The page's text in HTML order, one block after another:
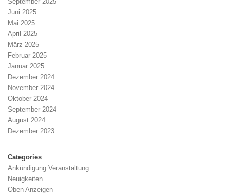
Juni 2025
Mai 2025
April 2025
März 2025
Februar 2025
Januar 2025
Dezember 2024
November 2024
Oktober 2024
September 2024
August 2024
Dezember 2023
Categories
Ankündigung Veranstaltung
Neuigkeiten
Oben Anzeigen